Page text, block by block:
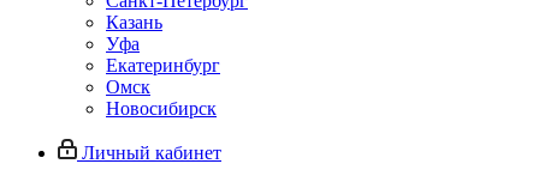
Казань
Уфа
Екатеринбург
Омск
Новосибирск
Личный кабинет